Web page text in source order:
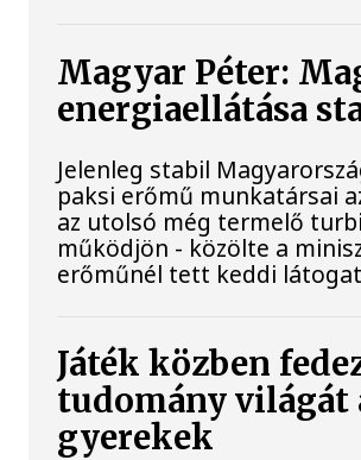
Magyar Péter:
energiaellátása
Jelenleg stabil
paksi erőmű munkatársai
az utolsó még termelő
működjön - közölte a
erőműnél tett keddi
Játék közben
tudomány világát
gyerekek